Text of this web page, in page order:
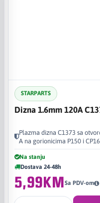
STARPARTS
Dizna 1.6mm 120A
Plazma dizna C1373 sa
A na gorionicima P150 i
Na stanju
Dostava 24-48h
5,99KMSa PDV-om